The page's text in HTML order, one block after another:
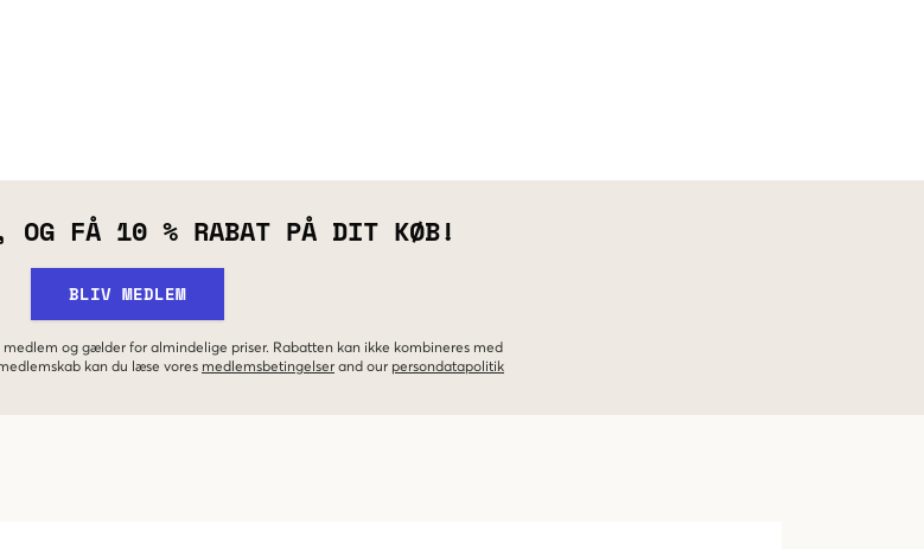
OG FÅ 10 % RABAT PÅ DIT KØB!
BLIV MEDLEM
og gælder for almindelige priser. Rabatten kan ikke kombineres med
kan du læse vores medlemsbetingelser and our persondatapolitik